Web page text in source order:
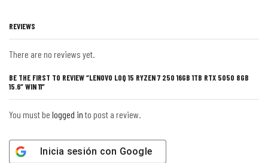
REVIEWS
There are no reviews yet.
BE THE FIRST TO REVIEW “LENOVO LOQ 15 RYZEN 7 250 16GB 1TB RTX 5050 8GB
15.6″ WIN 11”
You must be logged in to post a review.
Inicia sesión con Google